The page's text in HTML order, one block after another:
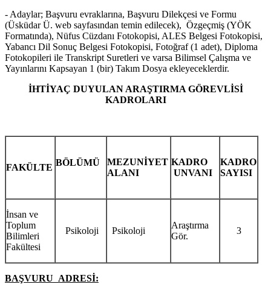
- Adaylar; Başvuru evraklarına, Başvuru Dilekçesi ve Formu
(Üsküdar Ü. web sayfasından temin edilecek), Özgeçmiş (YÖK
Formatında), Nüfus Cüzdanı Fotokopisi, ALES Belgesi Fotokopisi,
Yabancı Dil Sonuç Belgesi Fotokopisi, Fotoğraf (1 adet), Diploma
Fotokopileri ile Transkript Suretleri ve varsa Bilimsel Çalışma ve
Yayınlarını Kapsayan 1 (bir) Takım Dosya ekleyeceklerdir.
İHTİYAÇ DUYULAN ARAŞTIRMA GÖREVLİSİ
KADROLARI
FAKÜLTE BÖLÜMÜ
MEZUNİYET
ALANI
KADRO
UNVANI
KADRO
SAYISI
İnsan ve
Toplum
Bilimleri
Fakültesi
Psikoloji Psikoloji
Araştırma
Gör.
3
BAŞVURU ADRESİ: